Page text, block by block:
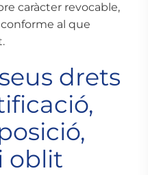
caràcter revocable,
al que
drets
oblit